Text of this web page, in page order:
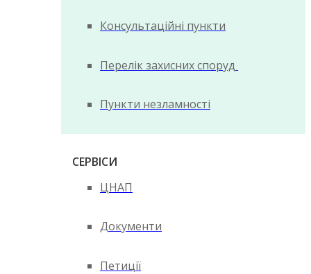
Консультаційні пункти
Перелік захисних споруд
Пункти незламності
СЕРВІСИ
ЦНАП
Документи
Петиції